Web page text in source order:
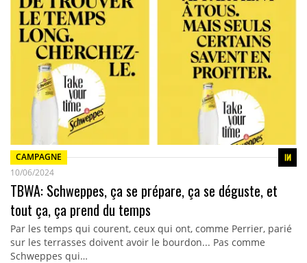
CAMPAGNE
10/06/2024
TBWA: Schweppes, ça se prépare, ça se déguste, et
tout ça, ça prend du temps
Par les temps qui courent, ceux qui ont, comme Perrier, parié
sur les terrasses doivent avoir le bourdon... Pas comme
Schweppes qui…